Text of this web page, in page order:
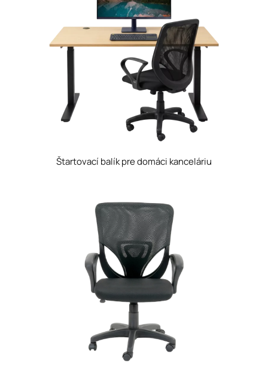
Štartovací balík pre domáci kanceláriu